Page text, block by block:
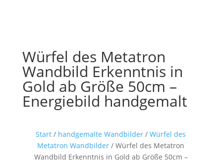
Würfel des Metatron
Wandbild Erkenntnis in
Gold ab Größe 50cm –
Energiebild handgemalt
Start / handgemalte Wandbilder /Würfel des
Metatron Wandbilder / Würfel des Metatron
Wandbild Erkenntnis in Gold ab Größe 50cm –